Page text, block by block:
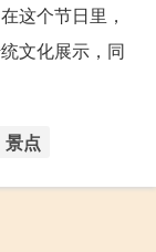
这个节日里，
文化展示，同
景点